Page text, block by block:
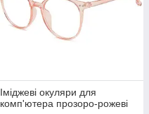
Іміджеві окуляри для
комп'ютера прозоро-рожеві